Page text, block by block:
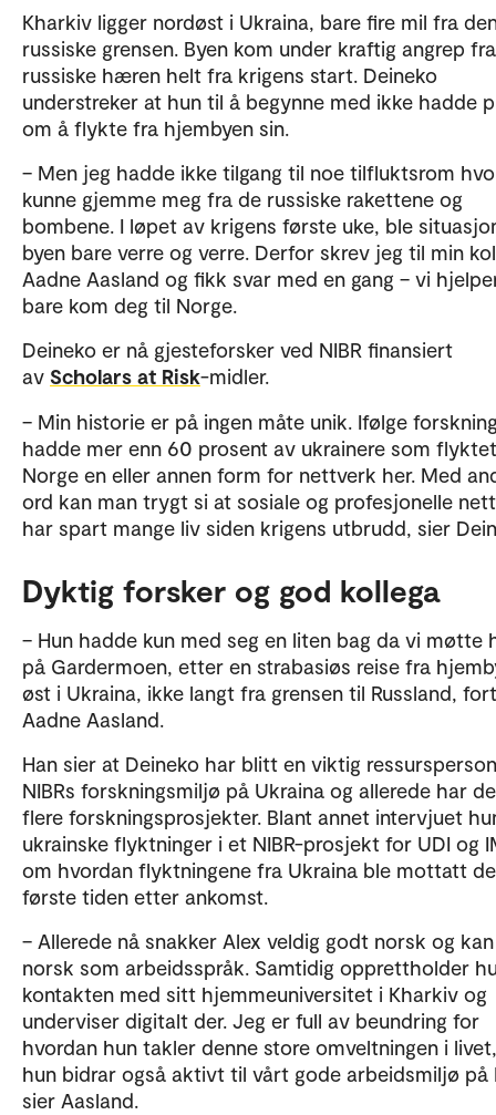
Kharkiv ligger nordøst i Ukraina, bare fire mil fra
russiske grensen. Byen kom under kraftig angrep
russiske hæren helt fra krigens start. Deineko
understreker at hun til å begynne med ikke hadde
om å flykte fra hjembyen sin.
– Men jeg hadde ikke tilgang til noe tilfluktsrom
kunne gjemme meg fra de russiske rakettene og
bombene. I løpet av krigens første uke, ble
byen bare verre og verre. Derfor skrev jeg til min
Aadne Aasland og fikk svar med en gang – vi
bare kom deg til Norge.
Deineko er nå gjesteforsker ved NIBR finansiert
av Scholars at Risk-midler.
– Min historie er på ingen måte unik. Ifølge
hadde mer enn 60 prosent av ukrainere som
Norge en eller annen form for nettverk her. Med
ord kan man trygt si at sosiale og profesjonelle
har spart mange liv siden krigens utbrudd, sier
Dyktig forsker og god kollega
– Hun hadde kun med seg en liten bag da vi møtte
på Gardermoen, etter en strabasiøs reise fra
øst i Ukraina, ikke langt fra grensen til Russland,
Aadne Aasland.
Han sier at Deineko har blitt en viktig
NIBRs forskningsmiljø på Ukraina og allerede har
flere forskningsprosjekter. Blant annet intervjuet
ukrainske flyktninger i et NIBR-prosjekt for UDI og
om hvordan flyktningene fra Ukraina ble mottatt
første tiden etter ankomst.
– Allerede nå snakker Alex veldig godt norsk og
norsk som arbeidsspråk. Samtidig opprettholder
kontakten med sitt hjemmeuniversitet i Kharkiv og
underviser digitalt der. Jeg er full av beundring for
hvordan hun takler denne store omveltningen i
hun bidrar også aktivt til vårt gode arbeidsmiljø på
sier Aasland.